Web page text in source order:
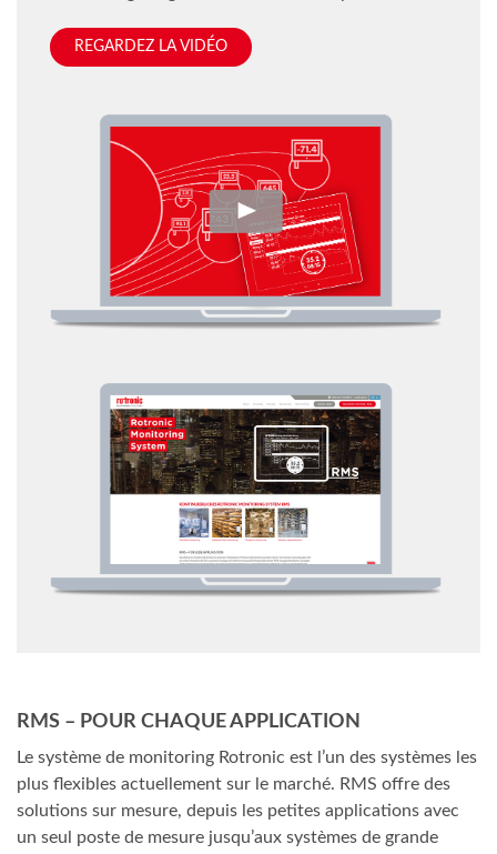
REGARDEZ LA VIDÉO
RMS – POUR CHAQUE APPLICATION
Le système de monitoring Rotronic est l’un des systèmes les
plus flexibles actuellement sur le marché. RMS offre des
solutions sur mesure, depuis les petites applications avec
un seul poste de mesure jusqu’aux systèmes de grande